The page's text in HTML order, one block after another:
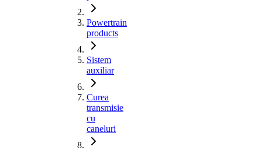
Powertrain
products
Sistem
auxiliar
Curea
transmisie
cu
caneluri